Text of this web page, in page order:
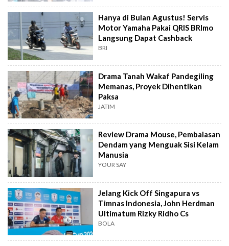
Hanya di Bulan Agustus! Servis
Motor Yamaha Pakai QRIS BRImo
Langsung Dapat Cashback
BRI
Drama Tanah Wakaf Pandegiling
Memanas, Proyek Dihentikan
Paksa
JATIM
Review Drama Mouse, Pembalasan
Dendam yang Menguak Sisi Kelam
Manusia
YOUR SAY
Jelang Kick Off Singapura vs
Timnas Indonesia, John Herdman
Ultimatum Rizky Ridho Cs
BOLA